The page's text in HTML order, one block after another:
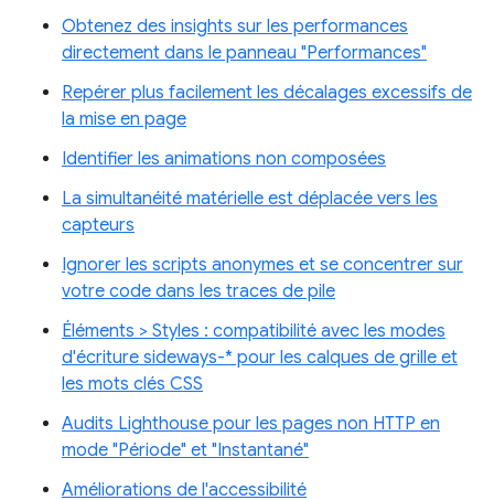
Obtenez des insights sur les performances
directement dans le panneau "Performances"
Repérer plus facilement les décalages excessifs de
la mise en page
Identifier les animations non composées
La simultanéité matérielle est déplacée vers les
capteurs
Ignorer les scripts anonymes et se concentrer sur
votre code dans les traces de pile
Éléments > Styles : compatibilité avec les modes
d'écriture sideways-* pour les calques de grille et
les mots clés CSS
Audits Lighthouse pour les pages non HTTP en
mode "Période" et "Instantané"
Améliorations de l'accessibilité